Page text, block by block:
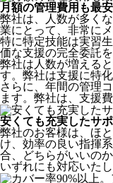
月額の管理費用も最安
弊社は、
人数が多く
業にとって、非常に
特に特定技能は実習
価な支援の完全委託
弊社は人数が増える
す。弊社は支援に特
さらに、年間の管理
ます。弊社は、支援
安くても充実したサポ
弊社のお客様は、ほ
け、効率の良い指揮
合、どちらがいいの
いずれにも対応いたし